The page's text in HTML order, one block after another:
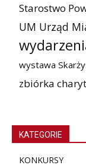
Starostwo
UM Urząd
wystawa
zbiórka
KATEGORIE
KONKURSY